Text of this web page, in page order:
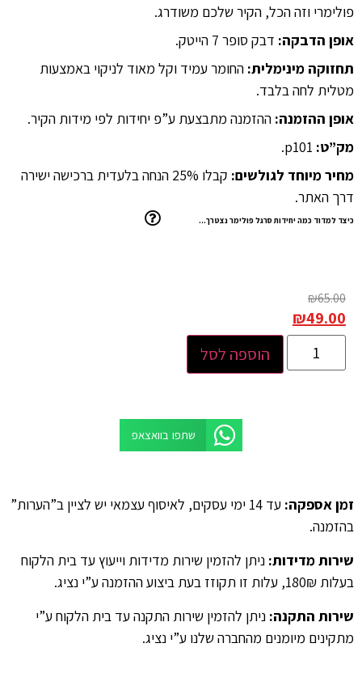
פולימרי וזה הכל, הקיר שלכם משודרג.
אופן הדבקה: דבק סופר 7 הייטק.
תחזוקה מינימלית: החומר עמיד וקל מאוד לניקוי באמצעות
מטלית לחה בלבד.
אופן ההזמנה: ההזמנה מתבצעת ע”פ יחידות לפי מידות הקיר.
מק”ט:
מחיר מיוחד לגולשים:
קבלו 25% הנחה בלעדית ברכישה ישירה
דרך האתר.
כיצד למדוד כמה יחידות סרגל פולימר נצטרך…
₪65.00
₪49.00
הוספה לסל
שתפו בוואצאפ
זמן אספקה:
עד 14 ימי עסקים, לאיסוף עצמאי יש לציין ב”הערות”
בהזמנה.
שירות מדידות: ניתן להזמין שירות מדידות וייעוץ עד בית הלקוח
בעלות 180₪, עלות זו תקוזז בעת ביצוע ההזמנה ע”י נציג.
שירות התקנה: ניתן להזמין שירות התקנה עד בית הלקוח ע”י
מתקינים מיומנים מהחברה שלנו ע”י נציג.